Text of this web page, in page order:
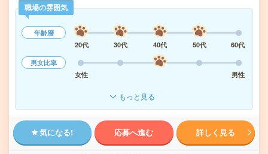
職場の雰囲気
年齢層
20代
30代 40代 50代
60代
男女比率
女性
男性
もっと見る
気になる! 応募へ進む 詳しく見る